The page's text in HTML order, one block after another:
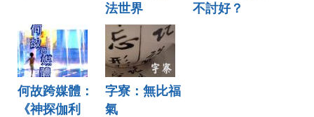
法世界
不討好？
何故跨媒體：
《神探伽利
字寮：無比福
氣